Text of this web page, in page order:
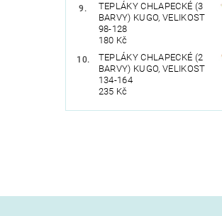
TEPLÁKY CHLAPECKÉ (3
BARVY) KUGO, VELIKOST
98-128
180 Kč
TEPLÁKY CHLAPECKÉ (2
BARVY) KUGO, VELIKOST
134-164
235 Kč